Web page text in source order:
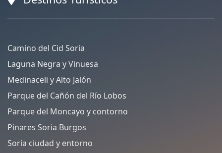
Camino del Cid Soria
Laguna Negra y Vinuesa
Medinaceli y Alto Jalón
Parque del Cañón del Río Lobos
Parque del Moncayo y contorno
Pinares Soria Burgos
Soria ciudad y entorno